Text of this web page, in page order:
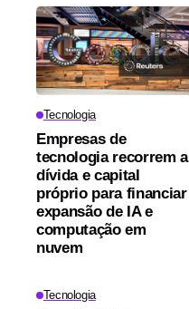
Tecnologia
Empresas de
tecnologia recorrem a
dívida e capital
próprio para financiar
expansão de IA e
computação em
nuvem
Tecnologia